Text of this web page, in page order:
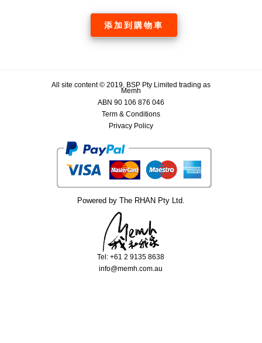
添加到購物車
All site content © 2019, BSP Pty Limited trading as
Memh
ABN 90 106 876 046
Term & Conditions
Privacy Policy
Powered by The RHAN Pty Ltd.
Tel: +61 2 9135 8638
info@memh.com.au